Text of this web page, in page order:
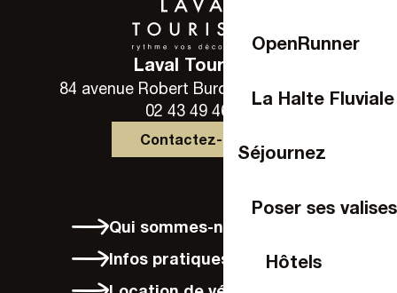
OpenRunner
La Halte Fluviale
Séjournez
Poser ses valises
Hôtels
Laval Tourisme
84 avenue Robert Buron - 53000 Laval
02 43 49 46 46
Contactez-nous
Qui sommes-nous ?
Infos pratiques